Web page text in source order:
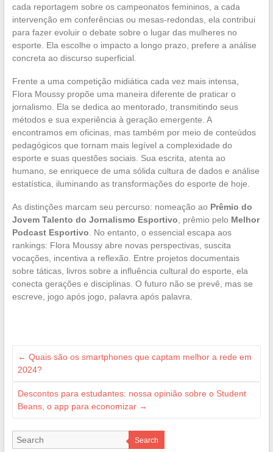
cada reportagem sobre os campeonatos femininos, a cada
intervenção em conferências ou mesas-redondas, ela contribui
para fazer evoluir o debate sobre o lugar das mulheres no
esporte. Ela escolhe o impacto a longo prazo, prefere a análise
concreta ao discurso superficial.
Frente a uma competição midiática cada vez mais intensa,
Flora Moussy propõe uma maneira diferente de praticar o
jornalismo. Ela se dedica ao mentorado, transmitindo seus
métodos e sua experiência à geração emergente. A
encontramos em oficinas, mas também por meio de conteúdos
pedagógicos que tornam mais legível a complexidade do
esporte e suas questões sociais. Sua escrita, atenta ao
humano, se enriquece de uma sólida cultura de dados e análise
estatística, iluminando as transformações do esporte de hoje.
As distinções marcam seu percurso: nomeação ao Prêmio do
Jovem Talento do Jornalismo Esportivo , prêmio pelo Melhor
Podcast Esportivo . No entanto, o essencial escapa aos
rankings: Flora Moussy abre novas perspectivas, suscita
vocações, incentiva a reflexão. Entre projetos documentais
sobre táticas, livros sobre a influência cultural do esporte, ela
conecta gerações e disciplinas. O futuro não se prevê, mas se
escreve, jogo após jogo, palavra após palavra.
← Quais são os smartphones que captam melhor a rede em
2024?
Descontos para estudantes: nossa opinião sobre o Student
Beans, o app para economizar →
Search